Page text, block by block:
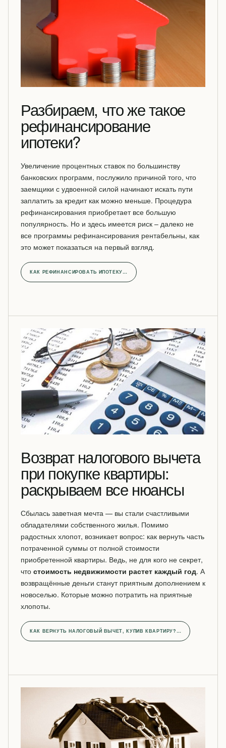
Разбираем, что же такое
рефинансирование
ипотеки?
Увеличение процентных ставок по большинству
банковских программ, послужило причиной того, что
заемщики с удвоенной силой начинают искать пути
заплатить за кредит как можно меньше. Процедура
рефинансирования приобретает все большую
популярность. Но и здесь имеется риск – далеко не
все программы рефинансирования рентабельны, как
это может показаться на первый взгляд.
КАК РЕФИНАНСИРОВАТЬ ИПОТЕКУ…
Возврат налогового вычета
при покупке квартиры:
раскрываем все нюансы
Сбылась заветная мечта — вы стали счастливыми
обладателями собственного жилья. Помимо
радостных хлопот, возникает вопрос: как вернуть часть
потраченной суммы от полной стоимости
приобретенной квартиры. Ведь, не для кого не секрет,
что стоимость недвижимости растет каждый год. А
возвращённые деньги станут приятным дополнением к
новоселью. Которые можно потратить на приятные
хлопоты.
КАК ВЕРНУТЬ НАЛОГОВЫЙ ВЫЧЕТ, КУПИВ КВАРТИРУ?…